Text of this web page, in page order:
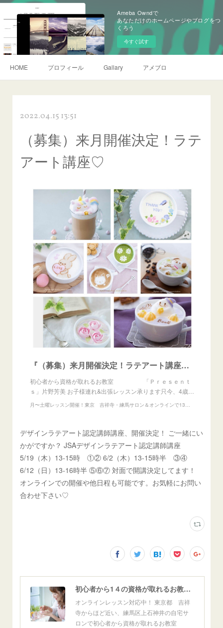
Ameba Owndで
あなただけのホームページやブログをつ
くろう
今すぐ試す
HOME プロフィール Gallary アメブロ
2022.04.15 13:51
（募集）来月開催決定！ラテ
アート講座♡
『（募集）来月開催決定！ラテアート講座♡』
初心者から資格が取れるお教室 「Ｐｒｅｓｅｎｔ
ｓ」片野芳美 お子様連れ&出張レッスン承ります只今、4歳…
月〜土曜レッスン開催！東京 吉祥寺・練馬サロン＆オンラインで13の資格が取れるお教室『Presents』
デザインラテアート認定講師講座、開催決定！ ご一緒にい
かがですか？ JSAデザインラテアート認定講師講座
5/19（木）13-15時 ①② 6/2（木）13-15時半 ③④
6/12（日）13-16時半 ⑤⑥⑦ 対面で開講決定してます！
オンラインでの開催や他日程も可能です。お気軽にお問い
合わせ下さい♡
初心者から1４の資格が取れるお教室「Presents」東京自宅サロン＆オンライン
オンラインレッスン対応中！ 東京都 吉祥
寺からほど近い、練馬区上石神井の自宅サ
ロンで初心者から資格が取れるお教室